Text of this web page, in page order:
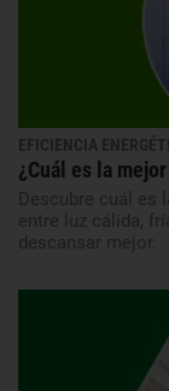
EFICIENCIA
¿Cuál es la
Descubre cuál es
entre luz cálida,
descansar mejor.